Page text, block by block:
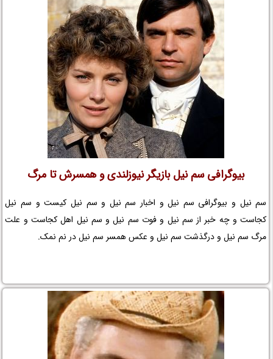
بیوگرافی سم نیل بازیگر نیوزلندی و همسرش تا مرگ
سم نیل و بیوگرافی سم نیل و اخبار سم نیل و سم نیل کیست و سم نیل
کجاست و چه خبر از سم نیل و فوت سم نیل و سم نیل اهل کجاست و علت
مرگ سم نیل و درگذشت سم نیل و عکس همسر سم نیل در نم نمک.